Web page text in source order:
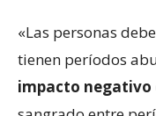
«Las personas
tienen períodos
impacto negativo